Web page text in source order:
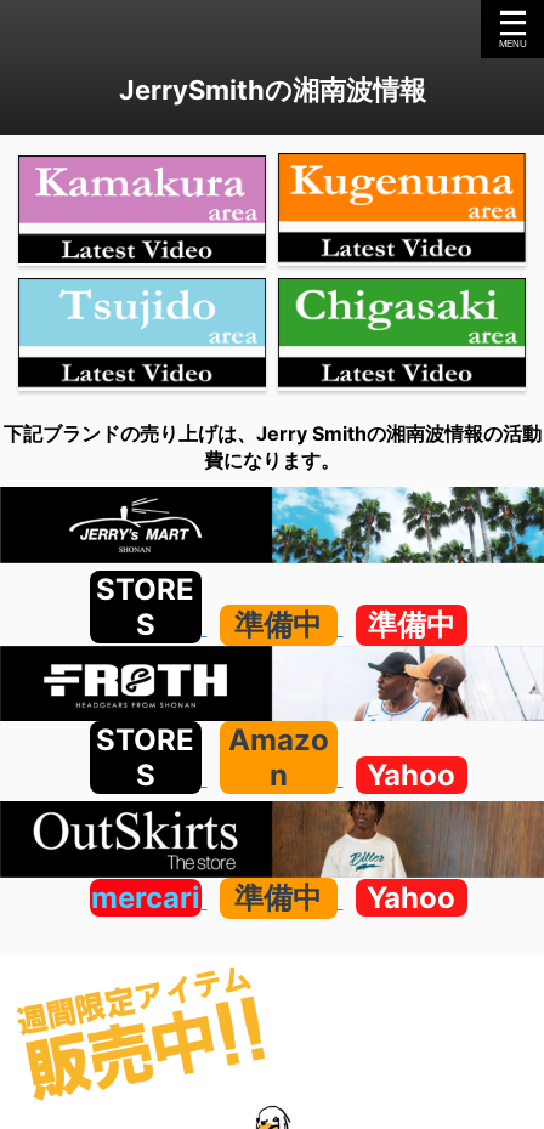
JerrySmithの湘南波情報
下記ブランドの売り上げは、Jerry Smithの湘南波情報の活動
費になります。
STORE
S
準備中 準備中
STORE
S
Amazo
n
Yahoo
mercari 準備中 Yahoo